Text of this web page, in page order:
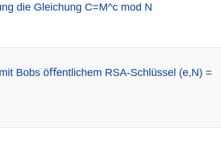
die Gleichung C=M^c mod N
Bobs öﬀentlichem RSA-Schlüssel (e,N) =